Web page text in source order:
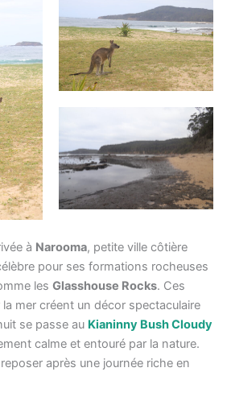
à Narooma, petite ville côtière
pour ses formations rocheuses
lesGlasshouse Rocks. Ces
mer créent un décor spectaculaire
se passe au Kianinny Bush Cloudy
calme et entouré par la nature.
après une journée riche en